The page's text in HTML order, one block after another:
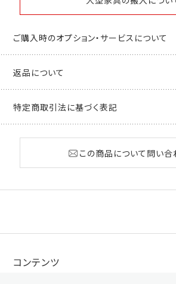
ご購入時のオプション・サービスについて
返品について
特定商取引法に基づく表記
この商品について問い合
コンテンツ